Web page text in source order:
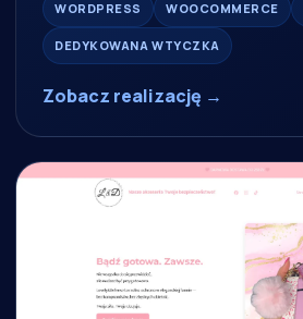
WORDPRESS WOOCOMMERCE
DEDYKOWANA WTYCZKA
Zobacz realizację →